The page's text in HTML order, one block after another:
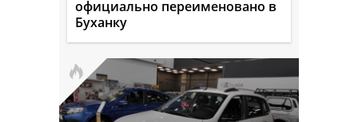
официально переименовано в
Буханку